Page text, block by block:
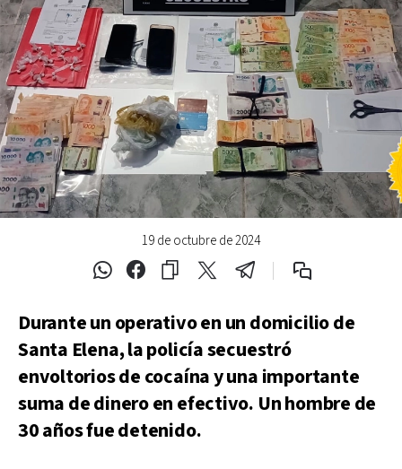
19 de octubre de 2024
Durante un operativo en un domicilio de
Santa Elena, la policía secuestró
envoltorios de cocaína y una importante
suma de dinero en efectivo. Un hombre de
30 años fue detenido.